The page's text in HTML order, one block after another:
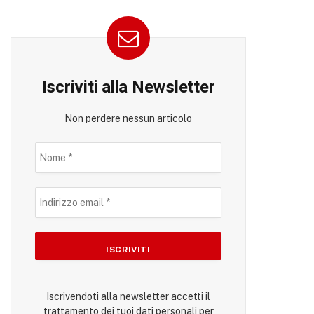
Iscriviti alla Newsletter
Non perdere nessun articolo
Iscrivendoti alla newsletter accetti il
trattamento dei tuoi dati personali per